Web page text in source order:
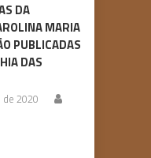
DA
MARIA
PUBLICADAS
DAS
2020